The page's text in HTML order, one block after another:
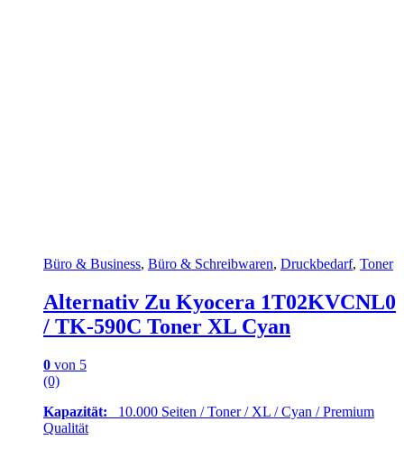
Büro & Business, Büro & Schreibwaren, Druckbedarf, Toner
Alternativ Zu Kyocera 1T02KVCNL0
/ TK-590C Toner XL Cyan
0 von 5
(0)
Kapazität: 10.000 Seiten / Toner / XL / Cyan / Premium
Qualität